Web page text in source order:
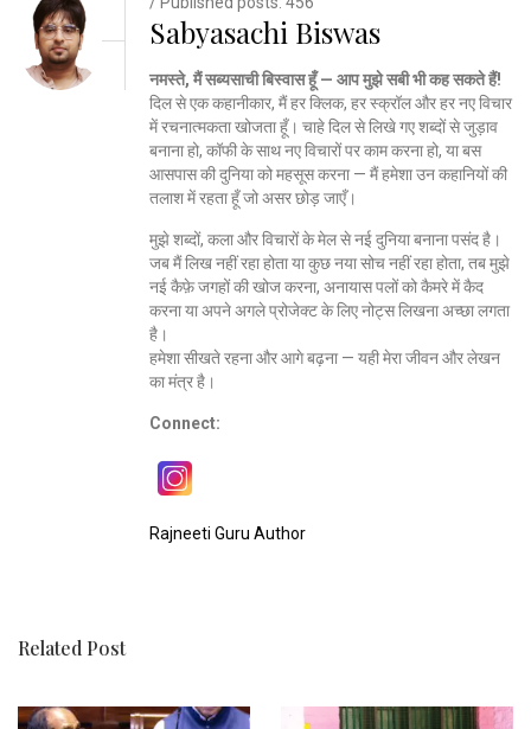
Sabyasachi Biswas
नमस्ते, मैं सब्यसाची बिस्वास हूँ — आप मुझे सबी भी कह सकते हैं!
दिल से एक कहानीकार, मैं हर क्लिक, हर स्क्रॉल और हर नए विचार
में रचनात्मकता खोजता हूँ। चाहे दिल से लिखे गए शब्दों से जुड़ाव
बनाना हो, कॉफी के साथ नए विचारों पर काम करना हो, या बस
आसपास की दुनिया को महसूस करना — मैं हमेशा उन कहानियों की
तलाश में रहता हूँ जो असर छोड़ जाएँ।
मुझे शब्दों, कला और विचारों के मेल से नई दुनिया बनाना पसंद है।
जब मैं लिख नहीं रहा होता या कुछ नया सोच नहीं रहा होता, तब मुझे
नई कैफ़े जगहों की खोज करना, अनायास पलों को कैमरे में कैद
करना या अपने अगले प्रोजेक्ट के लिए नोट्स लिखना अच्छा लगता
है।
हमेशा सीखते रहना और आगे बढ़ना — यही मेरा जीवन और लेखन
का मंत्र है।
Connect:
Rajneeti Guru Author
Related Post